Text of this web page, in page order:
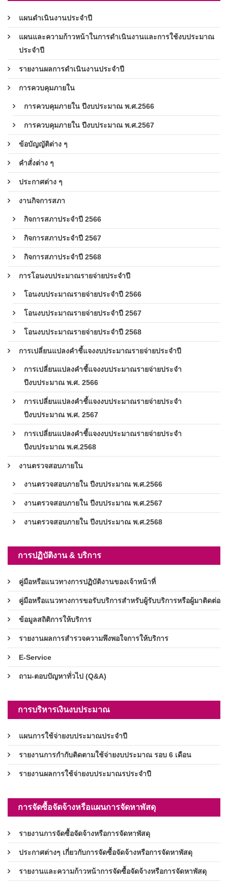
แผนดำเนินงานประจำปี
แผนและความก้าวหน้าในการดำเนินงานและการใช้งบประมาณ
ประจำปี
รายงานผลการดำเนินงานประจำปี
การควบคุมภายใน
การควบคุมภายใน ปีงบประมาณ พ.ศ.2566
การควบคุมภายใน ปีงบประมาณ พ.ศ.2567
ข้อบัญญัติต่าง ๆ
คำสั่งต่าง ๆ
ประกาศต่าง ๆ
งานกิจการสภา
กิจการสภาประจำปี 2566
กิจการสภาประจำปี 2567
กิจการสภาประจำปี 2568
การโอนงบประมาณรายจ่ายประจำปี
โอนงบประมาณรายจ่ายประจำปี 2566
โอนงบประมาณรายจ่ายประจำปี 2567
โอนงบประมาณรายจ่ายประจำปี 2568
การเปลี่ยนแปลงคำชี้แจงงบประมาณรายจ่ายประจำปี
การเปลี่ยนแปลงคำชี้แจงงบประมาณรายจ่ายประจำ
ปีงบประมาณ พ.ศ. 2566
การเปลี่ยนแปลงคำชี้แจงงบประมาณรายจ่ายประจำ
ปีงบประมาณ พ.ศ. 2567
การเปลี่ยนแปลงคำชี้แจงงบประมาณรายจ่ายประจำ
ปีงบประมาณ พ.ศ.2568
งานตรวจสอบภายใน
งานตรวจสอบภายใน ปีงบประมาณ พ.ศ.2566
งานตรวจสอบภายใน ปีงบประมาณ พ.ศ.2567
งานตรวจสอบภายใน ปีงบประมาณ พ.ศ.2568
การปฏิบัติงาน & บริการ
คู่มือหรือแนวทางการปฏิบัติงานของเจ้าหน้าที่
คู่มือหรือแนวทางการขอรับบริการสำหรับผู้รับบริการหรือผู้มาติดต่อ
ข้อมูลสถิติการให้บริการ
รายงานผลการสำรวจความพึงพอใจการให้บริการ
E-Service
ถาม-ตอบปัญหาทั่วไป (Q&A)
การบริหารเงินงบประมาณ
แผนการใช้จ่ายงบประมาณประจำปี
รายงานการกำกับติดตามใช้จ่ายงบประมาณ รอบ 6 เดือน
รายงานผลการใช้จ่ายงบประมาณรประจำปี
การจัดซื้อจัดจ้างหรือแผนการจัดหาพัสดุ
รายงานการจัดซื้อจัดจ้างหรือการจัดหาพัสดุ
ประกาศต่างๆ เกี่ยวกับการจัดซื้อจัดจ้างหรือการจัดหาพัสดุ
รายงานและความก้าวหน้าการจัดซื้อจัดจ้างหรือการจัดหาพัสดุ